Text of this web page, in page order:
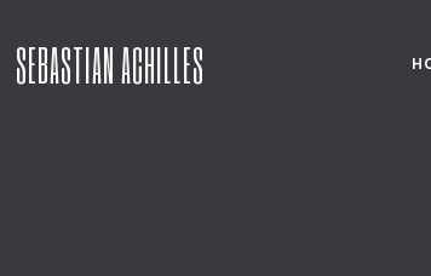
SEBASTIAN ACHILLES